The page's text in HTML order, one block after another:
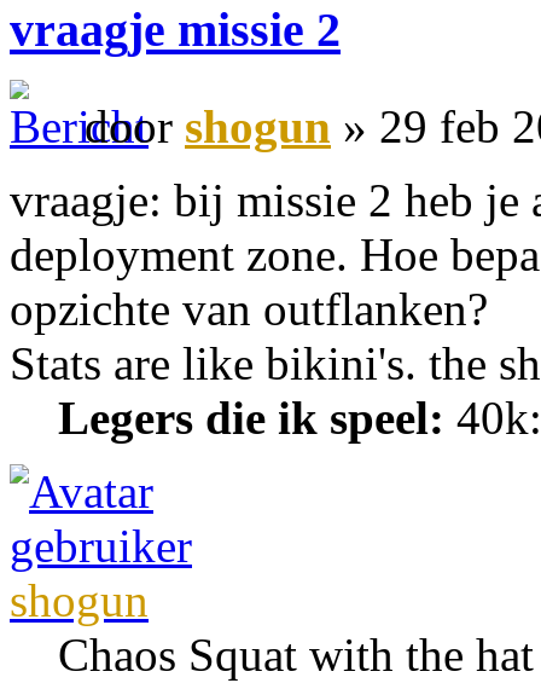
vraagje missie 2
door shogun » 29 feb
vraagje: bij missie 2 heb je
deployment zone. Hoe
opzichte van outflanken?
Stats are like bikini's. the
Legers die ik speel:
shogun
Chaos Squat with the